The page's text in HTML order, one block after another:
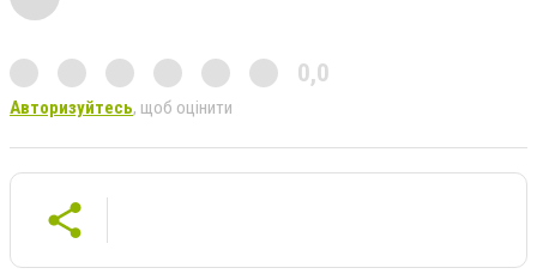
0,0
Авторизуйтесь, щоб оцінити